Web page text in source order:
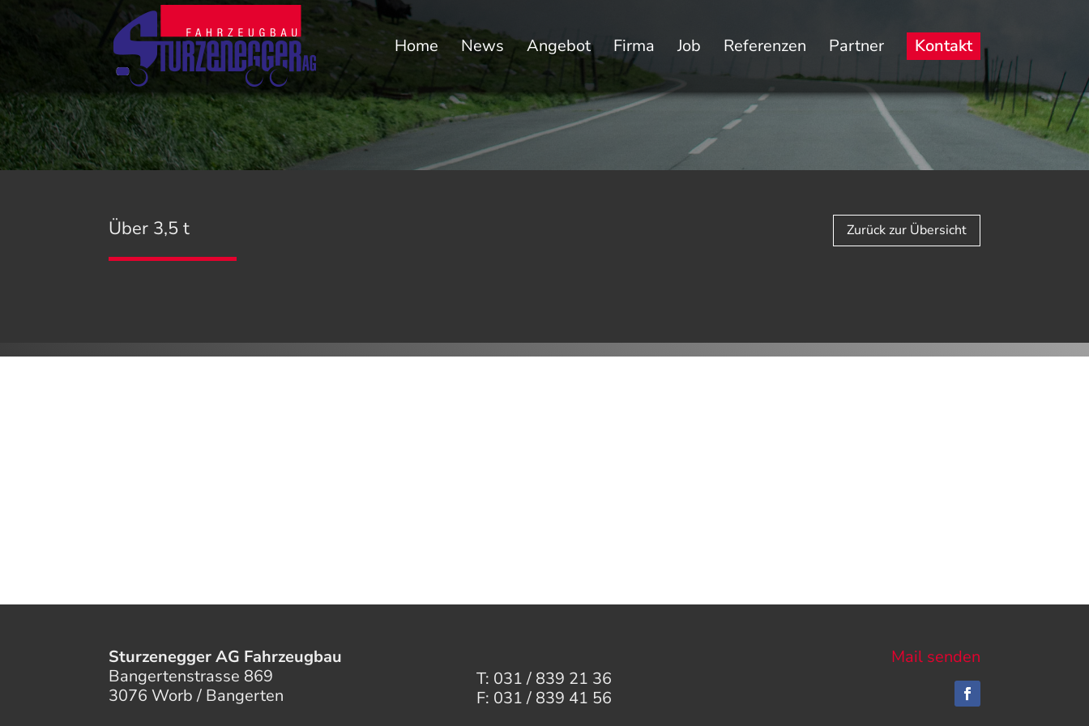
Home News Angebot Firma Job Referenzen Partner Kontakt
Über 3,5 t Zurück zur Übersicht
Sturzenegger AG Fahrzeugbau
Bangertenstrasse 869
3076 Worb / Bangerten
T: 031 / 839 21 36
F: 031 / 839 41 56
Mail senden